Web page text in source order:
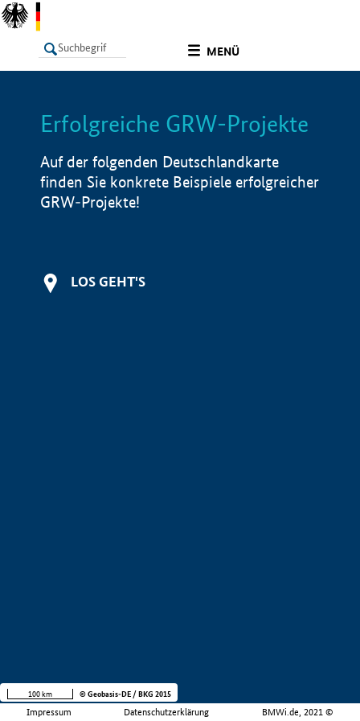
MENÜ
LISTE Info
Erfolgreiche GRW-Projekte
Auf der folgenden Deutschlandkarte
finden Sie konkrete Beispiele erfolgreicher
GRW-Projekte!
LOS GEHT'S
Impressum Datenschutzerklärung BMWi.de, 2021 ©
100 km © Geobasis-DE / BKG 2015